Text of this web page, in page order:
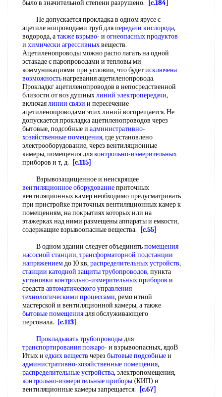
было в значительной степени разрушено.
[c.184]
Не допускается прокладка в одном ярусе с
ацетиле нопроводами труб дляпередачи кислорода,
водорода, атакже взрыво- и огнеопасных продуктов
и химически агрессивныхвеществ.
Ацетиленопроводы можно распо лагать на одной
эстакаде с паропроводами и тепловы ми
коммуникациями при условии, что будетисключена
возможностьнагревания ацетиленопровода.
Прокладкг ацетиленопроводов в непосредственной
близости от воз душныхлиний электропередачи,
включаялинии связи и пересечение
ацетиленопроводами этих линий воспрещается. Не
допускается прокладка ацетиленопроводов через
бытовые, подсобные и административно-
хозяйственные помещения, где установлено
электрооборудование, через вентиляционные
камеры, помещения дляконтрольно-измерительных
приборов и т, д.
[c.115]
Взрывозащищенное и неискрящее
вентиляционное оборудованиеприточных
вентиляционных камер необходимо предусматривать
при пристройке приточных вентиляционных камер к
помещениям, на покрытиях которых или на
этажерках над ними размещены аппараты и емкости,
содержащие взрывоопасные вещества.
[c.55]
В одном здании следует объединятьпомещения
насосной станции,трансформаторной подстанции
напряжениемдо 10 кв,распределительных устройств,
станции катодной защиты трубопроводов, пункта
установки контрольно-измерительных приборов и
средств автоматического управления
технологическими процессами, ремо нтной
мастерской и вентиляционной камеры, а также
бытовые помещениядля обслуживающего
персонала.
[c.113]
Прокладывать трубопроводыдля
транспортирования пожаро- и взрывоопасных, ядоВ
Итых и едких веществ через бытовые подсобныеи
административно-хозяйственные помещения,
распределительные устройства, электропомещения,
контрольно-измерительные приборы (КИП) и
вентиляционные камеры запрещается.
[c.67]